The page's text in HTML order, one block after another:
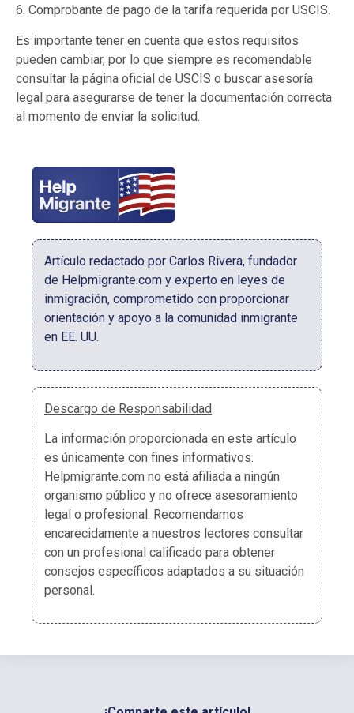
6. Comprobante de pago de la tarifa requerida por USCIS.
Es importante tener en cuenta que estos requisitos
pueden cambiar, por lo que siempre es recomendable
consultar la página oficial de USCIS o buscar asesoría
legal para asegurarse de tener la documentación correcta
al momento de enviar la solicitud.
Artículo redactado por Carlos Rivera, fundador
de Helpmigrante.com y experto en leyes de
inmigración, comprometido con proporcionar
orientación y apoyo a la comunidad inmigrante
en EE. UU.
Descargo de Responsabilidad
La información proporcionada en este artículo
es únicamente con fines informativos.
Helpmigrante.com no está afiliada a ningún
organismo público y no ofrece asesoramiento
legal o profesional. Recomendamos
encarecidamente a nuestros lectores consultar
con un profesional calificado para obtener
consejos específicos adaptados a su situación
personal.